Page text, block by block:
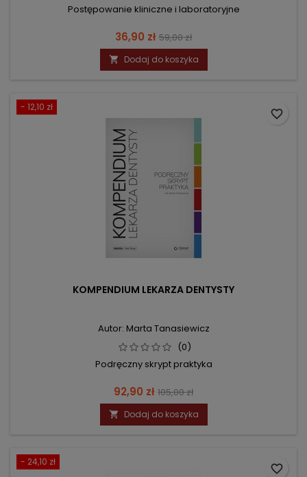
Postępowanie kliniczne i laboratoryjne
Cena
36,90 zł Cena
podstawowa
59,00 zł
 Dodaj do koszyka
- 12,10 zł
KOMPENDIUM LEKARZA DENTYSTY
Autor: Marta Tanasiewicz
(0)
Podręczny skrypt praktyka
Cena
92,90 zł Cena
podstawowa
105,00 zł
 Dodaj do koszyka
favorite_border
- 24,10 zł
favorite_border